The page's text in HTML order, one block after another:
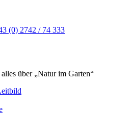
(0) 2742 / 74 333
über „Natur im Garten“